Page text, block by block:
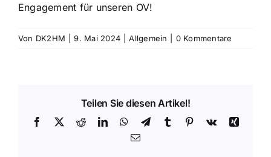
Engagement für unseren OV!
Von DK2HM 9. Mai 2024 Allgemein 0 Kommentare
Teilen Sie diesen Artikel!
Facebook
X RedditLinkedInWhatsApp
TelegramTumblr Pinterest
Vk
Xing
E-